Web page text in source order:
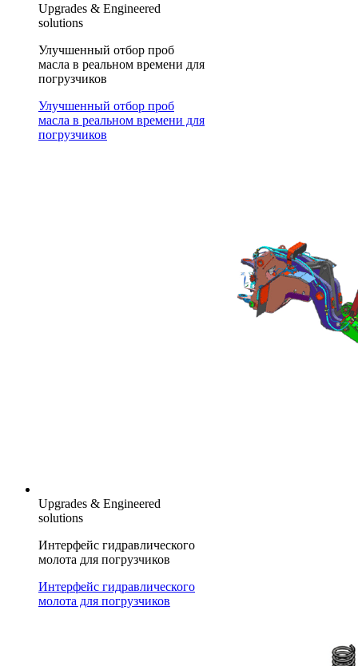
Upgrades & Engineered
solutions
Улучшенный отбор проб
масла в реальном времени для
погрузчиков
Улучшенный отбор проб
масла в реальном времени для
погрузчиков
Upgrades & Engineered
solutions
Интерфейс гидравлического
молота для погрузчиков
Интерфейс гидравлического
молота для погрузчиков